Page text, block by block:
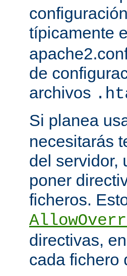
típicamente
de
archivos
Si planea
necesitarás
del servidor,
poner
ficheros.
directivas,
cada fichero